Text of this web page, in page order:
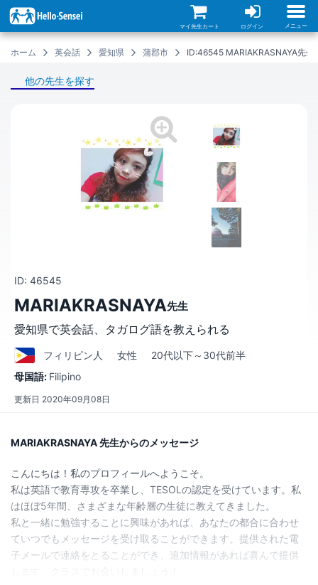
イ
ン
コ
マイ先生カート ログイン メニュー
ホーム 英会話 愛知県 蒲郡市 ID:46545 MARIAKRASNAYA先生
他の先生を探す
ID: 46545
MARIAKRASNAYA先生
愛知県で英会話、タガログ語を教えられる
フィリピン 人 女性
20代以下～30代前半
母国語: Filipino
更新日 2020年09月08日
MARIAKRASNAYA 先生からのメッセージ
こんにちは！私のプロフィールへようこそ。
私は英語で教育専攻を卒業し、TESOLの認定を受けています。私
はほぼ5年間、さまざまな年齢層の生徒に教えてきました。
私と一緒に勉強することに興味があれば、あなたの都合に合わせ
ていつでもメッセージを受け取ることができます。提供された電
子メールで連絡をとることができ、追加情報があれば喜んで提供